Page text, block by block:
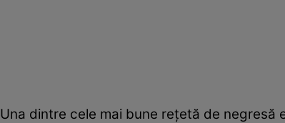
Una dintre cele mai bune reţetă de negresă